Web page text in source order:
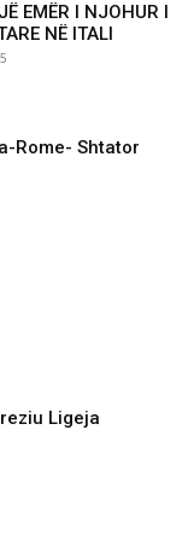
EMËR I NJOHUR I
NË ITALI
Rome- Shtator
Ligeja